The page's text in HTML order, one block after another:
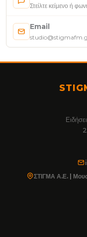
Στείλτε κείμενο ή
Email
ΣΤΙΓΜΑ Α.Ε. |